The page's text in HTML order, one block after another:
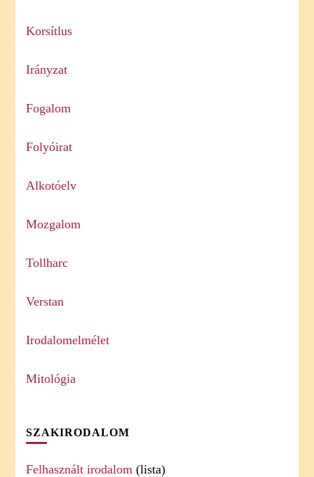
Korsítlus
Irányzat
Fogalom
Folyóirat
Alkotóelv
Mozgalom
Tollharc
Verstan
Irodalomelmélet
Mitológia
SZAKIRODALOM
Felhasznált irodalom (lista)